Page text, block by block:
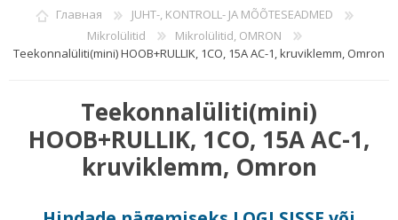
ВОЙТИ
СПИСОК ПОЖЕЛАНИЙ
0
Главная
JUHT-, KONTROLL- JA MÕÕTESEADMED
Mikrolülitid
Mikrolülitid, OMRON
Teekonnalüliti(mini) HOOB+RULLIK, 1CO, 15A AC-1, kruviklemm, Omron
Teekonnalüliti(mini)
HOOB+RULLIK, 1CO, 15A AC-1,
kruviklemm, Omron